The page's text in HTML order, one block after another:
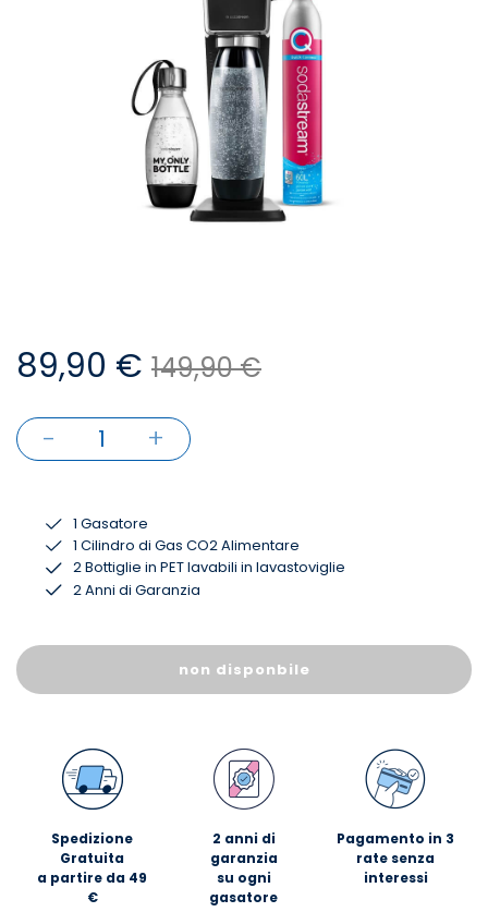
89,90 € 149,90 €
-
1 +
1 Gasatore
1 Cilindro di Gas CO2 Alimentare
2 Bottiglie in PET lavabili in lavastoviglie
2 Anni di Garanzia
non disponbile
Spedizione
Gratuita
a partire da 49
€
2 anni di
garanzia
su ogni
gasatore
Pagamento in 3
rate senza
interessi